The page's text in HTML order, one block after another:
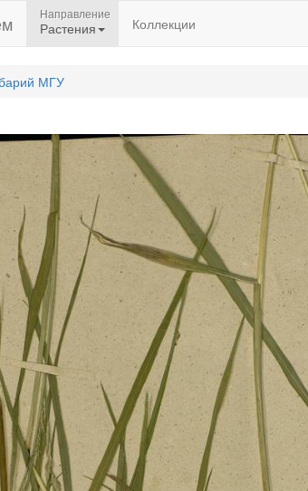
Направление
Растения Коллекции
МГУ